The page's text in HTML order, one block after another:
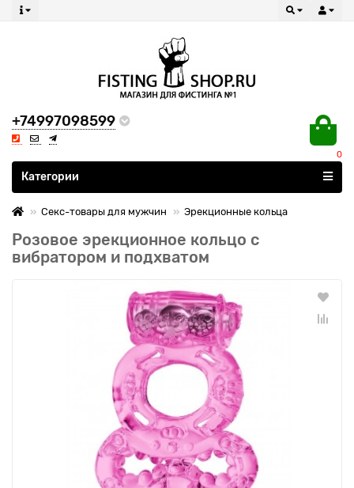
+74997098599
0
Все категории
Категории
Секс-товары для мужчин Эрекционные кольца
Розовое эрекционное кольцо с
вибратором и подхватом